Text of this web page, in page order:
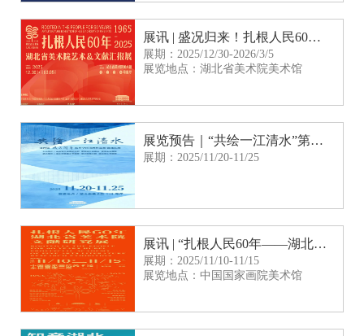
展讯 | 盛况归来！扎根人民60年——湖北省美术院艺术&文献汇报展如约呈现
展期：2025/12/30-2026/3/5
展览地点：湖北省美术院美术馆
展览预告｜“共绘一江清水”第四届“风雨同舟”民革全国书画作品展 湖北巡展
展期：2025/11/20-11/25
展讯 | “扎根人民60年——湖北省美术院文献研究展” 即将在中国国家画院美术馆展出
展期：2025/11/10-11/15
展览地点：中国国家画院美术馆